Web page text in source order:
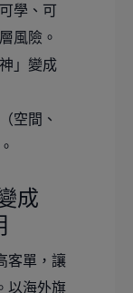
學、可
風險。
」變成
空間、
成
客單，讓
以海外旗